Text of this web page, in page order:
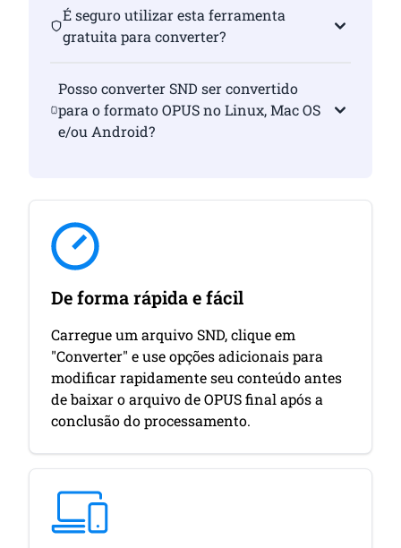
É seguro utilizar esta ferramenta
gratuita para converter?
Posso converter SND ser convertido
para o formato OPUS no Linux, Mac OS
e/ou Android?
De forma rápida e fácil
Carregue um arquivo SND, clique em
"Converter" e use opções adicionais para
modificar rapidamente seu conteúdo antes
de baixar o arquivo de OPUS final após a
conclusão do processamento.